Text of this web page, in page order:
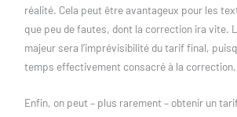
réalité. Cela peut être avantageux pour les
que peu de fautes, dont la correction ira vite.
majeur sera l’imprévisibilité du tarif final,
temps effectivement consacré à la correction.
Enfin, on peut – plus rarement – obtenir un